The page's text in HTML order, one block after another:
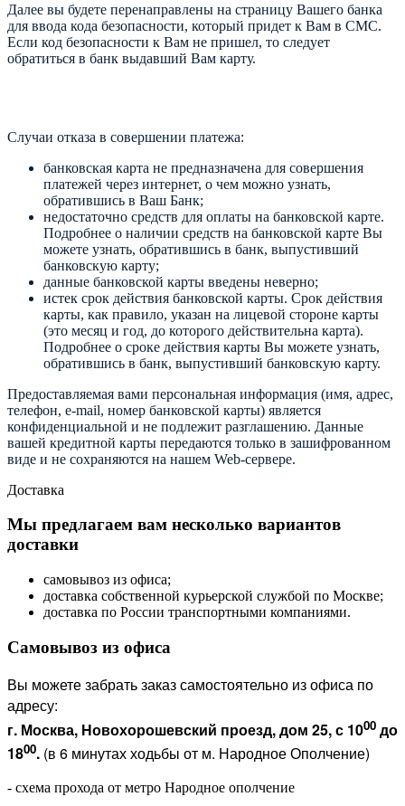
Далее вы будете перенаправлены на страницу Вашего банка
для ввода кода безопасности, который придет к Вам в СМС.
Если код безопасности к Вам не пришел, то следует
обратиться в банк выдавший Вам карту.
Случаи отказа в совершении платежа:
банковская карта не предназначена для совершения
платежей через интернет, о чем можно узнать,
обратившись в Ваш Банк;
недостаточно средств для оплаты на банковской карте.
Подробнее о наличии средств на банковской карте Вы
можете узнать, обратившись в банк, выпустивший
банковскую карту;
данные банковской карты введены неверно;
истек срок действия банковской карты. Срок действия
карты, как правило, указан на лицевой стороне карты
(это месяц и год, до которого действительна карта).
Подробнее о сроке действия карты Вы можете узнать,
обратившись в банк, выпустивший банковскую карту.
Предоставляемая вами персональная информация (имя, адрес,
телефон, e-mail, номер банковской карты) является
конфиденциальной и не подлежит разглашению. Данные
вашей кредитной карты передаются только в зашифрованном
виде и не сохраняются на нашем Web-сервере.
Доставка
Мы предлагаем вам несколько вариантов
доставки
самовывоз из офиса;
доставка собственной курьерской службой по Москве;
доставка по России транспортными компаниями.
Самовывоз из офиса
Вы можете забрать заказ самостоятельно из офиса по
адресу:
г. Москва, Новохорошевский проезд, дом 25, с 1000 до
1800. (в 6 минутах ходьбы от м. Народное Ополчение)
- схема прохода от метро Народное ополчение